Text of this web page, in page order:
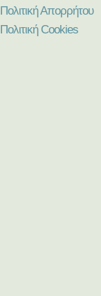
Πολιτική Απορρήτου
Πολιτική Cookies